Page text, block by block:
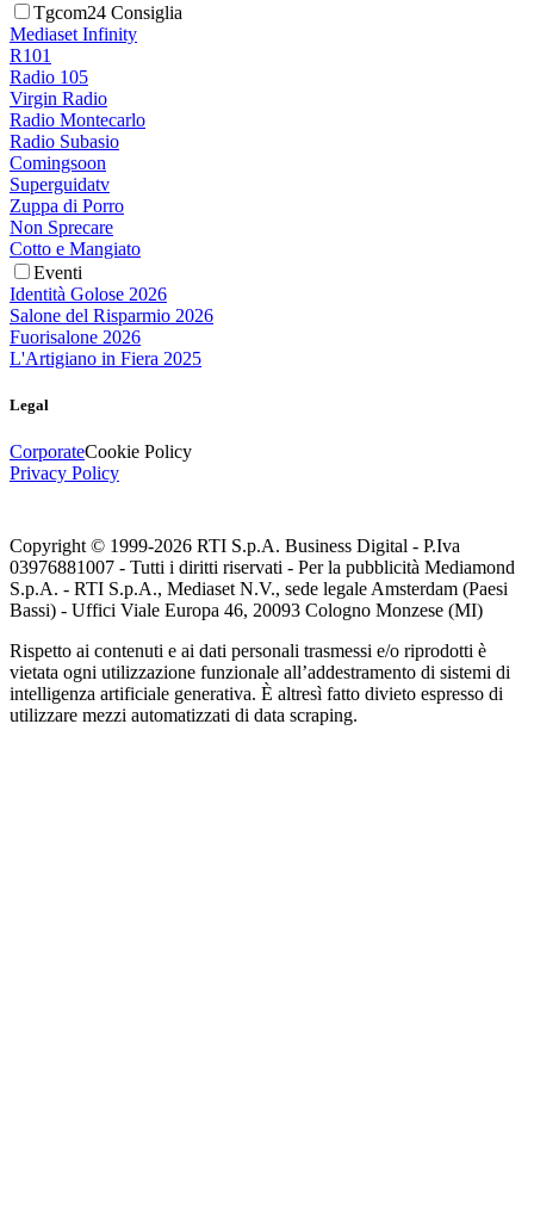
Tgcom24 Consiglia
Mediaset Infinity
R101
Radio 105
Virgin Radio
Radio Montecarlo
Radio Subasio
Comingsoon
Superguidatv
Zuppa di Porro
Non Sprecare
Cotto e Mangiato
Eventi
Identità Golose 2026
Salone del Risparmio 2026
Fuorisalone 2026
L'Artigiano in Fiera 2025
Legal
CorporateCookie Policy
Privacy Policy
Copyright © 1999-2026 RTI S.p.A. Business Digital - P.Iva
03976881007 - Tutti i diritti riservati - Per la pubblicità Mediamond
S.p.A. - RTI S.p.A., Mediaset N.V., sede legale Amsterdam (Paesi
Bassi) - Uffici Viale Europa 46, 20093 Cologno Monzese (MI)
Rispetto ai contenuti e ai dati personali trasmessi e/o riprodotti è
vietata ogni utilizzazione funzionale all’addestramento di sistemi di
intelligenza artificiale generativa. È altresì fatto divieto espresso di
utilizzare mezzi automatizzati di data scraping.